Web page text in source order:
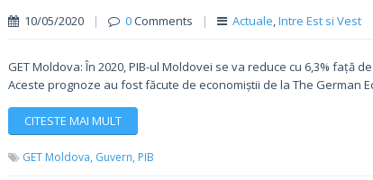
10/05/2020 | 0Comments | Actuale,Intre Est si Vest
GET Moldova: În 2020, PIB-ul Moldovei se va reduce cu 6,3% față
Aceste prognoze au fost făcute de economiștii de la The German
CITESTE MAI MULT
GET Moldova, Guvern, PIB